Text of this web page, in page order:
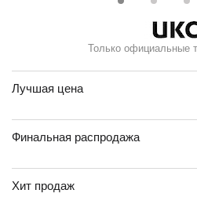
Только официальные
Лучшая цена
Финальная распродажа
Хит продаж